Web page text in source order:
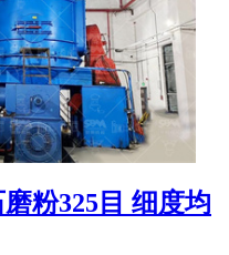
粉325目 细度均